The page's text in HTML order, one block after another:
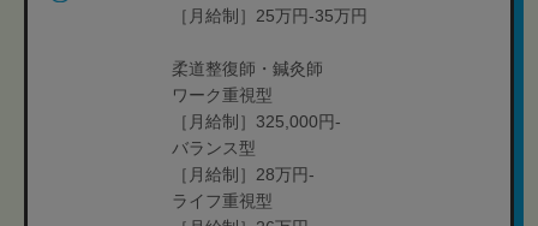
［月給制］25万円-35万円
柔道整復師・鍼灸師
ワーク重視型
［月給制］325,000円-
バランス型
［月給制］28万円-
ライフ重視型